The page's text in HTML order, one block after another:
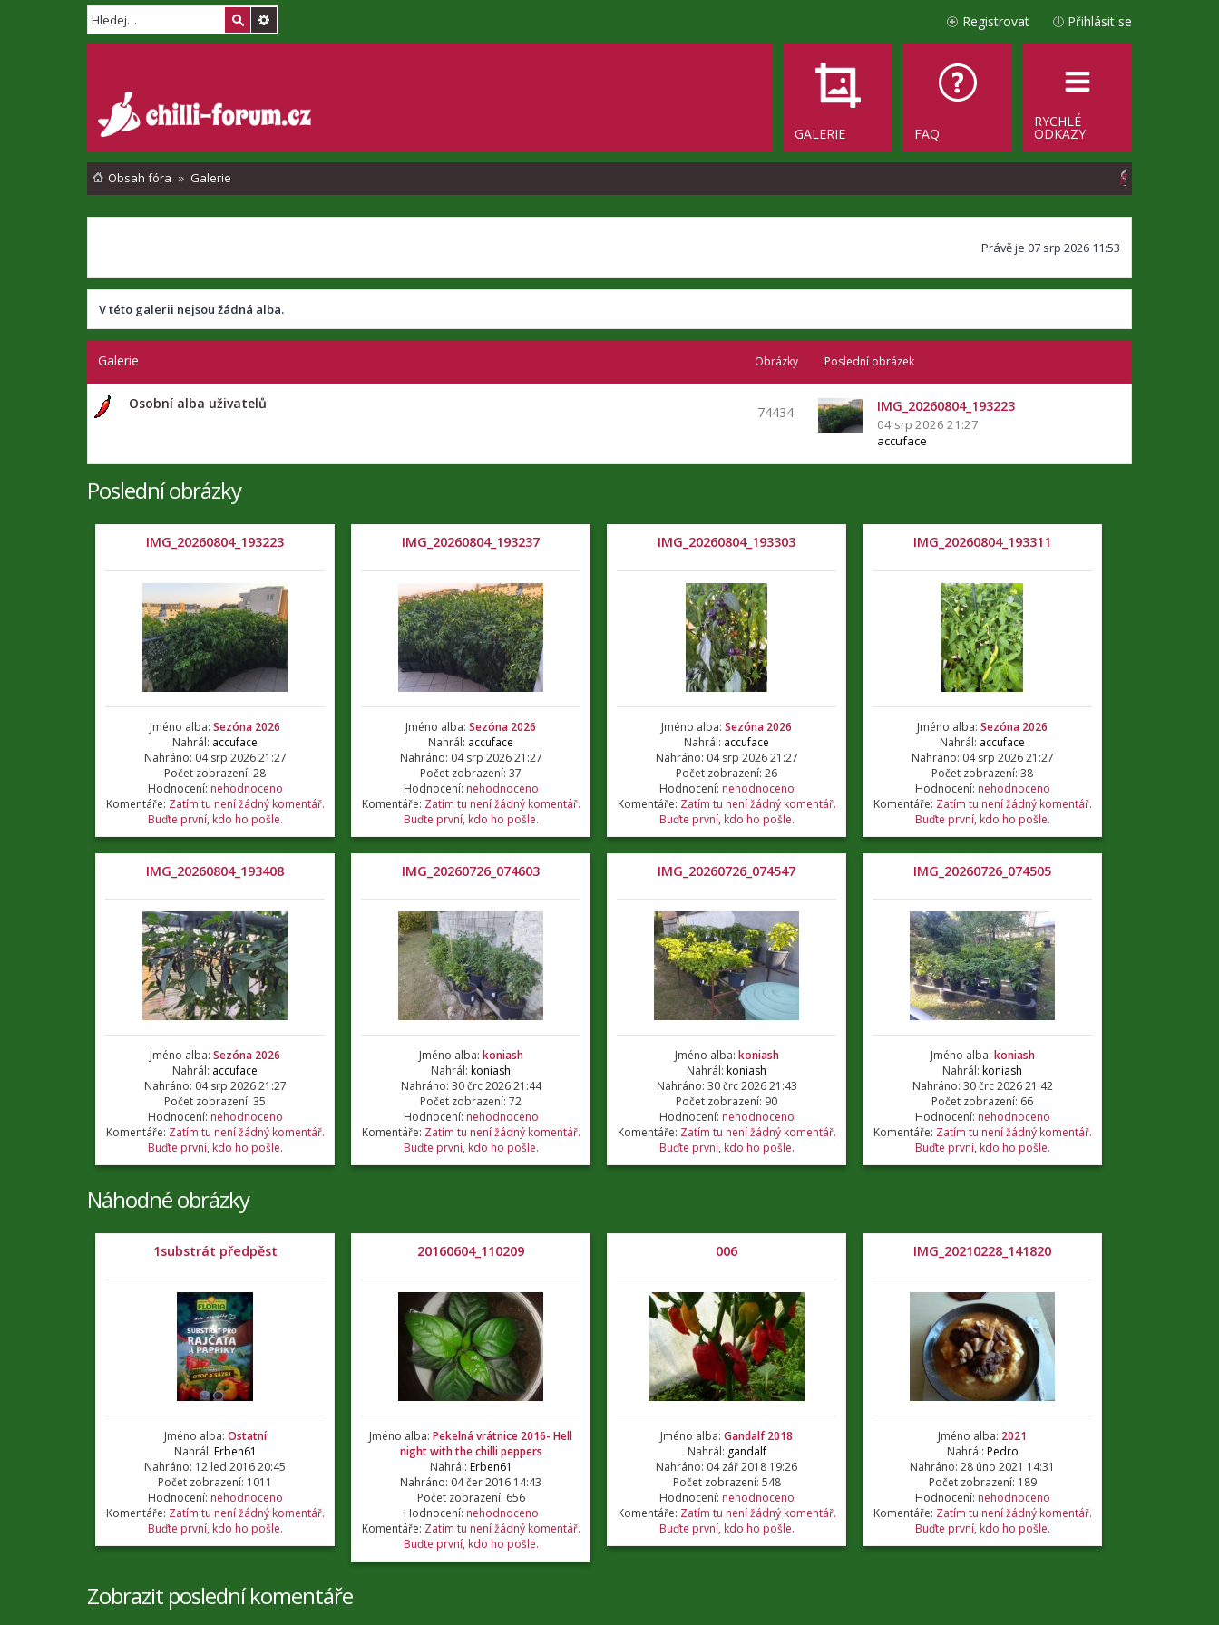
Přihlásit se
Registrovat
RYCHLÉ
ODKAZY
FAQ
GALERIE
Obsah fóra Galerie
H
a
Právě je 07 srp 2026 11:53
V této galerii nejsou žádná alba.
Galerie Obrázky Poslední obrázek
Osobní alba uživatelů
74434 IMG_20260804_193223
04 srp 2026 21:27
accuface
Poslední obrázky
IMG_20260804_193223
Jméno alba: Sezóna 2026
Nahrál: accuface
Nahráno: 04 srp 2026 21:27
Počet zobrazení: 28
Hodnocení: nehodnoceno
Komentáře: Zatím tu není žádný komentář.
Buďte první, kdo ho pošle.
IMG_20260804_193237
Jméno alba: Sezóna 2026
Nahrál: accuface
Nahráno: 04 srp 2026 21:27
Počet zobrazení: 37
Hodnocení: nehodnoceno
Komentáře: Zatím tu není žádný komentář.
Buďte první, kdo ho pošle.
IMG_20260804_193303
Jméno alba: Sezóna 2026
Nahrál: accuface
Nahráno: 04 srp 2026 21:27
Počet zobrazení: 26
Hodnocení: nehodnoceno
Komentáře: Zatím tu není žádný komentář.
Buďte první, kdo ho pošle.
IMG_20260804_193311
Jméno alba: Sezóna 2026
Nahrál: accuface
Nahráno: 04 srp 2026 21:27
Počet zobrazení: 38
Hodnocení: nehodnoceno
Komentáře: Zatím tu není žádný komentář.
Buďte první, kdo ho pošle.
IMG_20260804_193408
Jméno alba: Sezóna 2026
Nahrál: accuface
Nahráno: 04 srp 2026 21:27
Počet zobrazení: 35
Hodnocení: nehodnoceno
Komentáře: Zatím tu není žádný komentář.
Buďte první, kdo ho pošle.
IMG_20260726_074603
Jméno alba: koniash
Nahrál: koniash
Nahráno: 30 črc 2026 21:44
Počet zobrazení: 72
Hodnocení: nehodnoceno
Komentáře: Zatím tu není žádný komentář.
Buďte první, kdo ho pošle.
IMG_20260726_074547
Jméno alba: koniash
Nahrál: koniash
Nahráno: 30 črc 2026 21:43
Počet zobrazení: 90
Hodnocení: nehodnoceno
Komentáře: Zatím tu není žádný komentář.
Buďte první, kdo ho pošle.
IMG_20260726_074505
Jméno alba: koniash
Nahrál: koniash
Nahráno: 30 črc 2026 21:42
Počet zobrazení: 66
Hodnocení: nehodnoceno
Komentáře: Zatím tu není žádný komentář.
Buďte první, kdo ho pošle.
Náhodné obrázky
1substrát předpěst
Jméno alba: Ostatní
Nahrál: Erben61
Nahráno: 12 led 2016 20:45
Počet zobrazení: 1011
Hodnocení: nehodnoceno
Komentáře: Zatím tu není žádný komentář.
Buďte první, kdo ho pošle.
20160604_110209
Jméno alba: Pekelná vrátnice 2016- Hell
night with the chilli peppers
Nahrál: Erben61
Nahráno: 04 čer 2016 14:43
Počet zobrazení: 656
Hodnocení: nehodnoceno
Komentáře: Zatím tu není žádný komentář.
Buďte první, kdo ho pošle.
006
Jméno alba: Gandalf 2018
Nahrál: gandalf
Nahráno: 04 zář 2018 19:26
Počet zobrazení: 548
Hodnocení: nehodnoceno
Komentáře: Zatím tu není žádný komentář.
Buďte první, kdo ho pošle.
IMG_20210228_141820
Jméno alba: 2021
Nahrál: Pedro
Nahráno: 28 úno 2021 14:31
Počet zobrazení: 189
Hodnocení: nehodnoceno
Komentáře: Zatím tu není žádný komentář.
Buďte první, kdo ho pošle.
Zobrazit poslední komentáře